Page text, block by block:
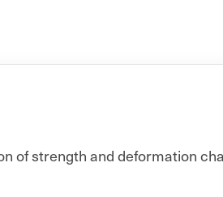
of strength and deformation